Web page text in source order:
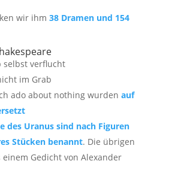
wir ihm 38 Dramen und 154
selbst verflucht
im Grab
ado about nothing wurden auf
des Uranus sind nach Figuren
Stücken benannt. Die übrigen
Gedicht von Alexander